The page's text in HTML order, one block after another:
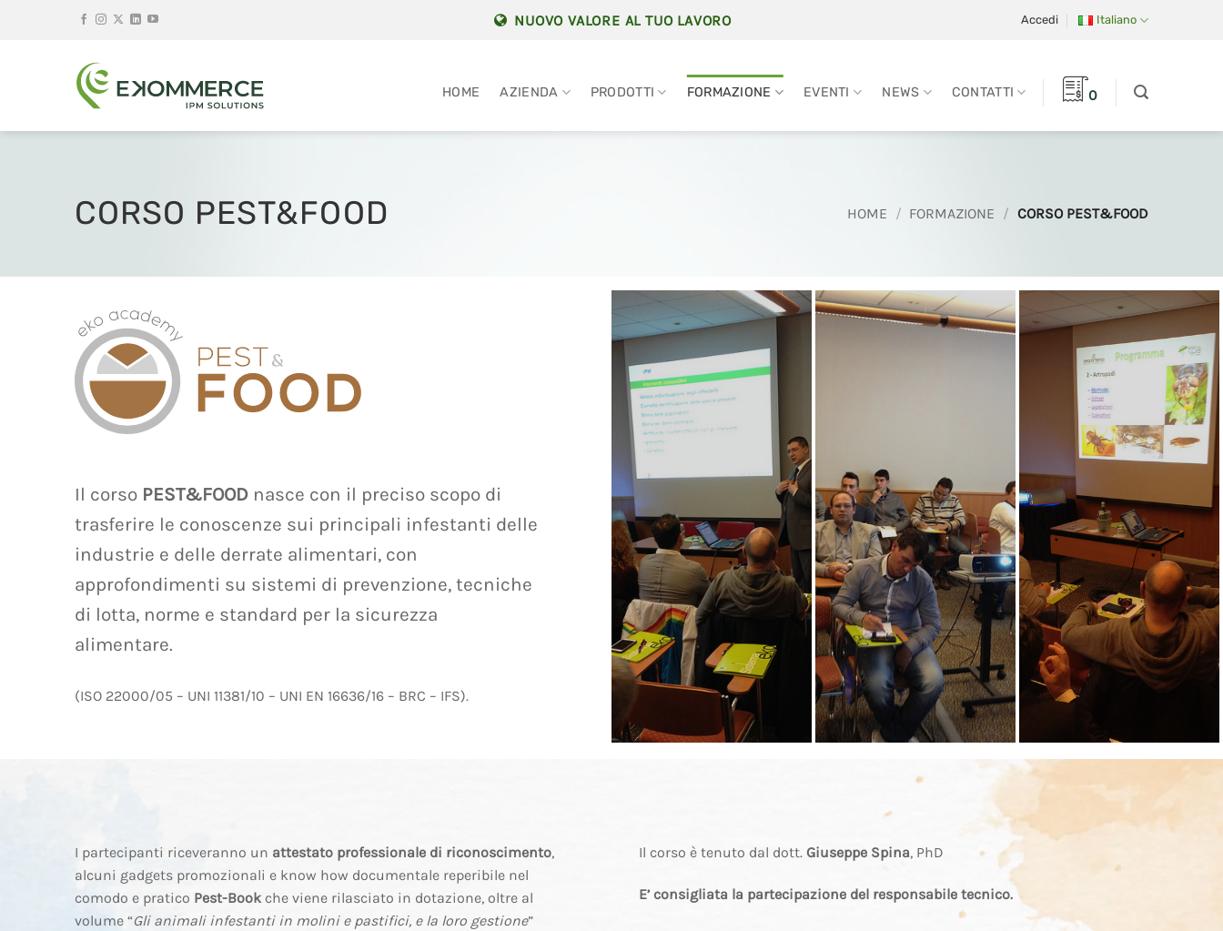
NUOVO VALORE AL TUO LAVORO Accedi Italiano
HOME AZIENDA PRODOTTI FORMAZIONE EVENTI NEWS CONTATTI 0
CORSO PEST&FOOD HOME / FORMAZIONE / CORSO PEST&FOOD
Il corso PEST&FOOD nasce con il preciso scopo di
trasferire le conoscenze sui principali infestanti delle
industrie e delle derrate alimentari, con
approfondimenti su sistemi di prevenzione, tecniche
di lotta, norme e standard per la sicurezza
alimentare.
(ISO 22000/05 – UNI 11381/10 – UNI EN 16636/16 – BRC – IFS).
I partecipanti riceveranno un attestato professionale di riconoscimento,
alcuni gadgets promozionali e know how documentale reperibile nel
comodo e pratico Pest-Bookche viene rilasciato in dotazione, oltre al
volume “Gli animali infestanti in molini e pastifici, e la loro gestione”
Il corso è tenuto dal dott. Giuseppe Spina, PhD
E’ consigliata la partecipazione del responsabile tecnico.